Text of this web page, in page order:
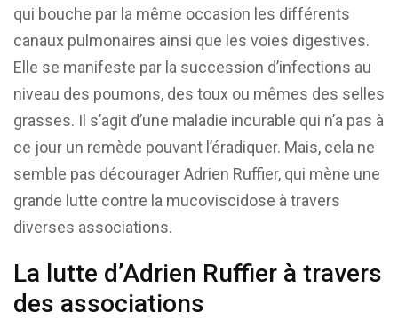
qui bouche par la même occasion les différents
canaux pulmonaires ainsi que les voies digestives.
Elle se manifeste par la succession d’infections au
niveau des poumons, des toux ou mêmes des selles
grasses. Il s’agit d’une maladie incurable qui n’a pas à
ce jour un remède pouvant l’éradiquer. Mais, cela ne
semble pas décourager Adrien Ruffier, qui mène une
grande lutte contre la mucoviscidose à travers
diverses associations.
La lutte d’Adrien Ruffier à travers
des associations